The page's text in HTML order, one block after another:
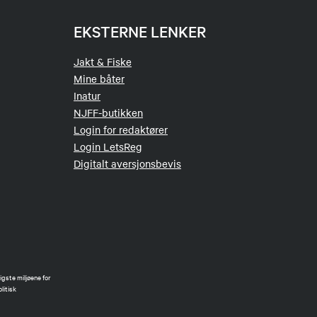
EKSTERNE LENKER
Jakt & Fiske
Mine båter
Inatur
NJFF-butikken
Login for redaktører
Login LetsReg
Digitalt aversjonsbevis
miljøene for